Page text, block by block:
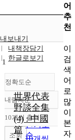
내보내기
내책장담기
한글로보기
정확도순
정확도
순
인기도
순
내림차순
내림차순
10개씩 출력
조회
1
世界代表
野談全集
(4) : 中國
篇
어
추
천
이
검
색
어
로
많
이
본
자